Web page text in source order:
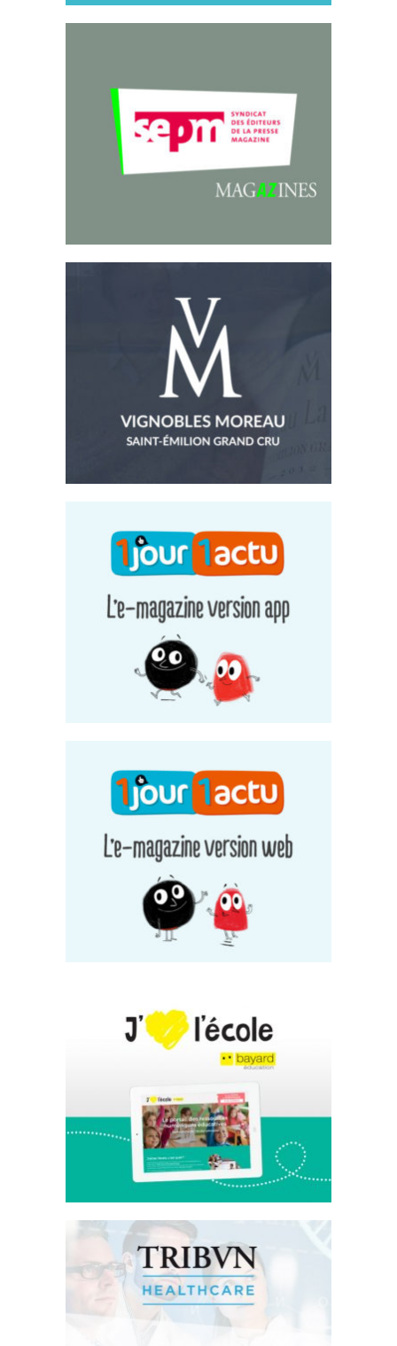
SEPM Magazines
Emailing
Vignobles Moreau
Site Internet
1Jour1Actu App
1Jour1Actu
Site Internet
Site Internet
Tribvn Healthcare